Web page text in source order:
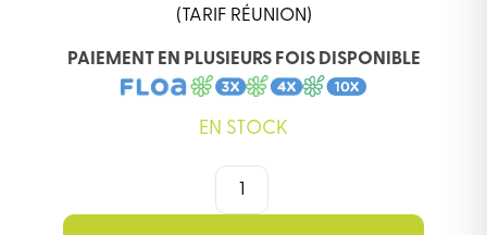
(TARIF RÉUNION)
PAIEMENT EN PLUSIEURS FOIS DISPONIBLE
EN STOCK
QUANTITÉ